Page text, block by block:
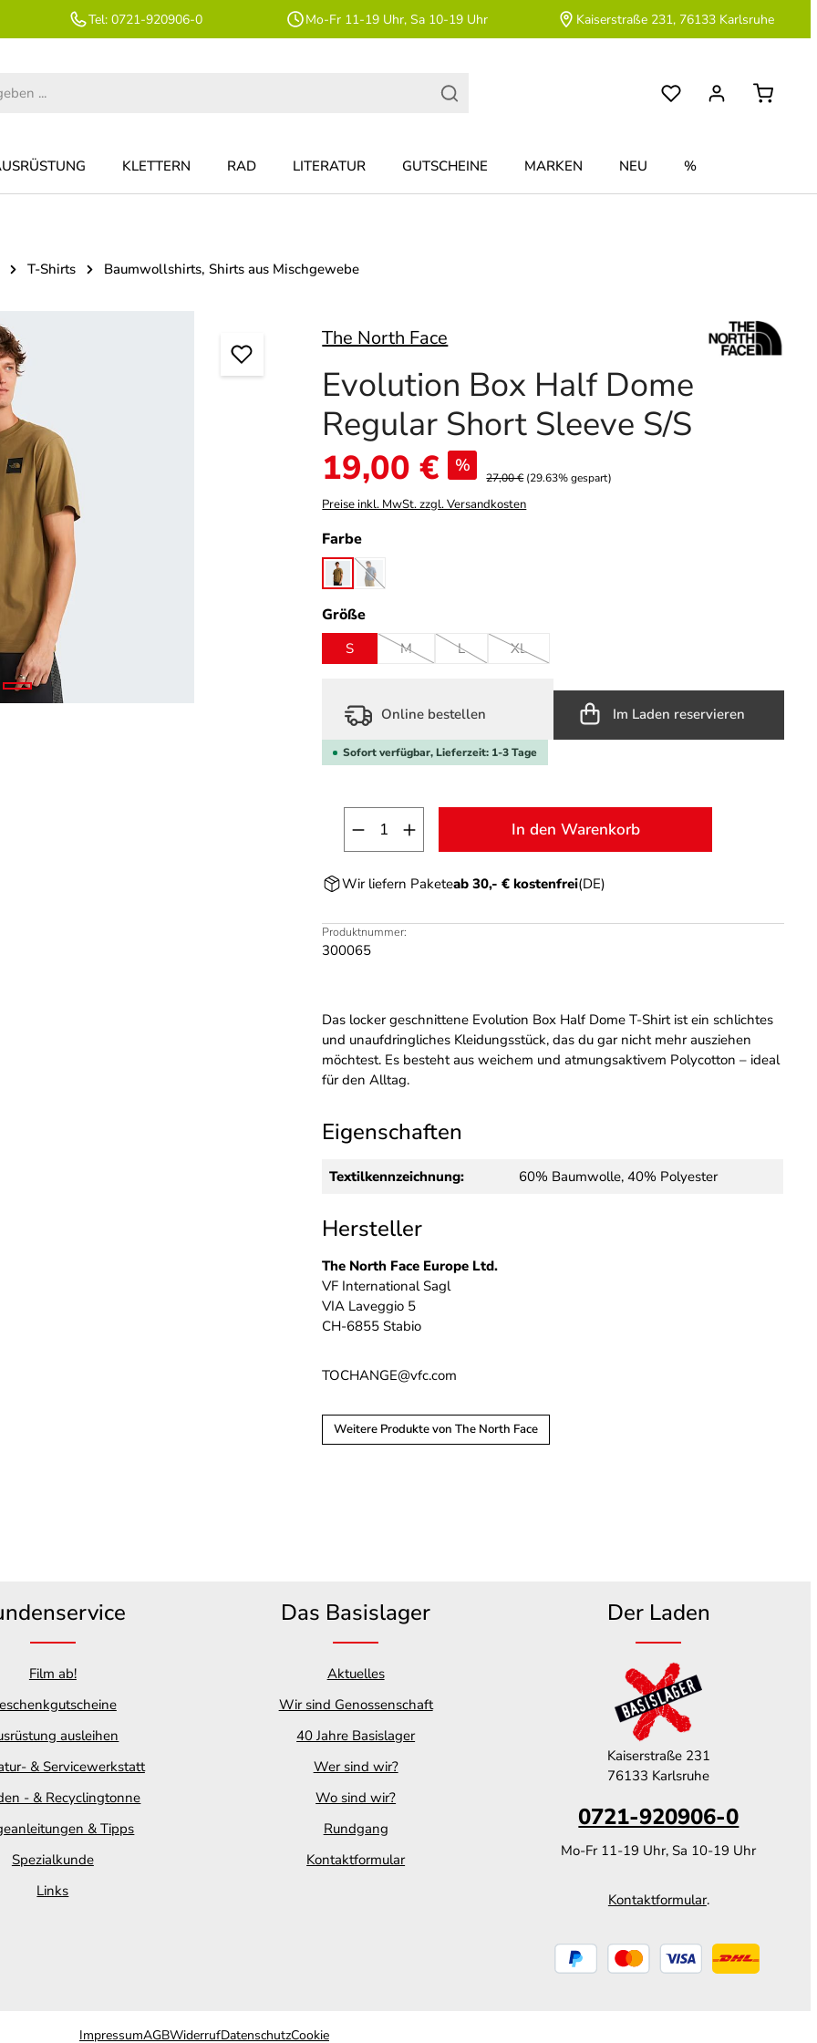
Tel: 0721-920906-0 Mo-Fr 11-19 Uhr, Sa 10-19 Uhr Kaiserstraße 231, 76133 Karlsruhe
KLETTERN RAD LITERATUR GUTSCHEINE MARKEN NEU %
T-Shirts Baumwollshirts, Shirts aus Mischgewebe
The North Face
Evolution Box Half Dome
Regular Short Sleeve S/S
Verkaufspreis:
19,00 € %
27,00 € (29.63% gespart)
Preise inkl. MwSt. zzgl. Versandkosten
Farbeauswählen
cedargranite grey
(Diese Option ist zurzeit nicht verfügbar.)
Größeauswählen
S M
(Diese Option ist zurzeit nicht verfügbar.)
L
(Diese Option ist zurzeit nicht verfügbar.)
XL
(Diese Option ist zurzeit nicht verfügbar.)
Online bestellen Im Laden reservieren
Sofort verfügbar, Lieferzeit: 1-3 Tage
Produkt Anzahl: Gib den gewünschten Wert
In den Warenkorb
Wir liefern Paketeab 30,- € kostenfrei(DE)
Produktnummer:
300065
Das locker geschnittene Evolution Box Half Dome T-Shirt ist ein schlichtes
und unaufdringliches Kleidungsstück, das du gar nicht mehr ausziehen
möchtest. Es besteht aus weichem und atmungsaktivem Polycotton – ideal
für den Alltag.
Eigenschaften
Textilkennzeichnung: 60% Baumwolle, 40% Polyester
Hersteller
The North Face Europe Ltd.
VF International Sagl
VIA Laveggio 5
CH-6855 Stabio
TOCHANGE@vfc.com
Weitere Produkte von The North Face
Film ab!
ausleihen
& Servicewerkstatt
- & Recyclingtonne
& Tipps
Spezialkunde
Links
Das Basislager
Aktuelles
Wir sind Genossenschaft
40 Jahre Basislager
Wer sind wir?
Wo sind wir?
Rundgang
Kontaktformular
Der Laden
Kaiserstraße 231
76133 Karlsruhe
0721-920906-0
Mo-Fr 11-19 Uhr, Sa 10-19 Uhr
Kontaktformular.
ImpressumAGBWiderrufDatenschutzCookie